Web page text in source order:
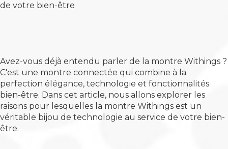
de votre bien-être
Avez-vous déjà entendu parler de la montre Withings ?
C'est une montre connectée qui combine à la
perfection élégance, technologie et fonctionnalités
bien-être. Dans cet article, nous allons explorer les
raisons pour lesquelles la montre Withings est un
véritable bijou de technologie au service de votre bien-
être.